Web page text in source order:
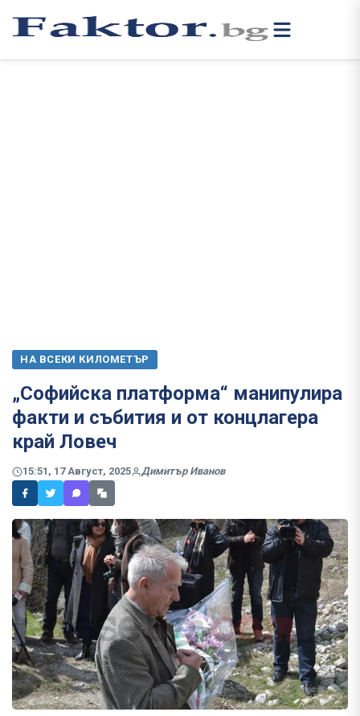
НА ВСЕКИ КИЛОМЕТЪР
„Софийска платформа“ манипулира
факти и събития и от концлагера
край Ловеч
15:51, 17 Август, 2025 Димитър Иванов